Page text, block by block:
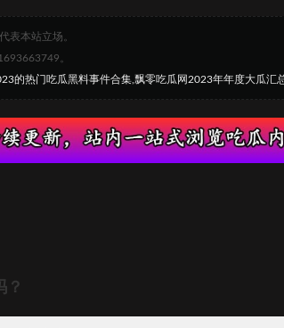
表本站立场。
。
的热门吃瓜黑料事件合集,飘零吃瓜网2023年年度大瓜汇
？